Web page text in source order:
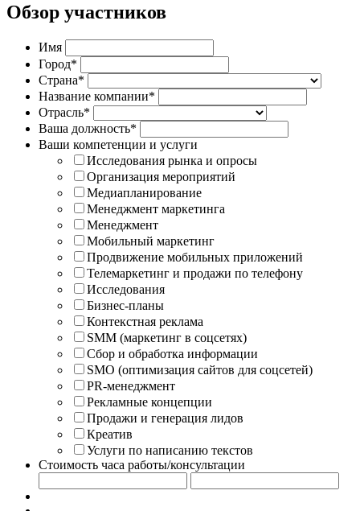
Обзор участников
Имя
Город*
Страна*
Название компании*
Отрасль*
Ваша должность*
Ваши компетенции и услуги
Исследования рынка и опросы
Организация мероприятий
Медиапланирование
Менеджмент маркетинга
Менеджмент
Мобильный маркетинг
Продвижение мобильных приложений
Телемаркетинг и продажи по телефону
Исследования
Бизнес-планы
Контекстная реклама
SMM (маркетинг в соцсетях)
Сбор и обработка информации
SMO (оптимизация сайтов для соцсетей)
PR-менеджмент
Рекламные концепции
Продажи и генерация лидов
Креатив
Услуги по написанию текстов
Стоимость часа работы/консультации